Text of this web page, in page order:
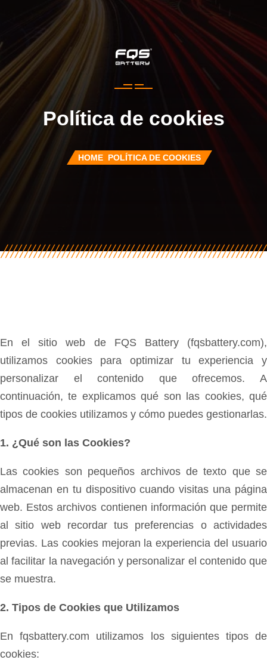
Política de cookies
HOME POLÍTICA DE COOKIES
En el sitio web de FQS Battery (fqsbattery.com),
utilizamos cookies para optimizar tu experiencia y
personalizar el contenido que ofrecemos. A
continuación, te explicamos qué son las cookies, qué
tipos de cookies utilizamos y cómo puedes gestionarlas.
1. ¿Qué son las Cookies?
Las cookies son pequeños archivos de texto que se
almacenan en tu dispositivo cuando visitas una página
web. Estos archivos contienen información que permite
al sitio web recordar tus preferencias o actividades
previas. Las cookies mejoran la experiencia del usuario
al facilitar la navegación y personalizar el contenido que
se muestra.
2. Tipos de Cookies que Utilizamos
En fqsbattery.com utilizamos los siguientes tipos de
cookies: